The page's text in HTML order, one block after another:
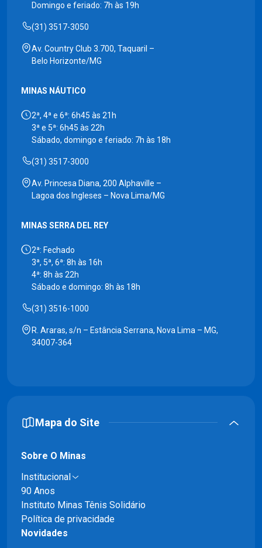
Domingo e feriado: 7h às 19h
(31) 3517-3050
Av. Country Club 3.700, Taquaril –
Belo Horizonte/MG
MINAS NÁUTICO
2ª, 4ª e 6ª: 6h45 às 21h
3ª e 5ª: 6h45 às 22h
Sábado, domingo e feriado: 7h às 18h
(31) 3517-3000
Av. Princesa Diana, 200 Alphaville –
Lagoa dos Ingleses – Nova Lima/MG
MINAS SERRA DEL REY
2ª: Fechado
3ª, 5ª, 6ª: 8h às 16h
4ª: 8h às 22h
Sábado e domingo: 8h às 18h
(31) 3516-1000
R. Araras, s/n – Estância Serrana, Nova Lima – MG,
34007-364
Mapa do Site
Sobre O Minas
Institucional
90 Anos
Instituto Minas Tênis Solidário
Política de privacidade
Novidades